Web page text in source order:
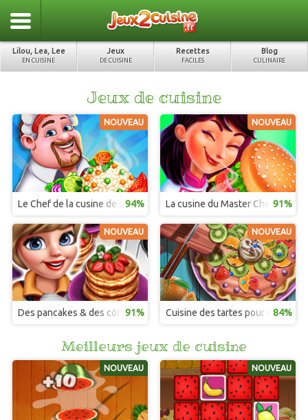
Lilou, Lea, Lee
EN CUISINE
Jeux
DE CUISINE
Recettes
FACILES
Blog
CULINAIRE
Jeux de cuisine
NOUVEAU
Le Chef de la cusine de rue94%
NOUVEAU
La cusine du Master Chef91%
NOUVEAU
Des pancakes & des côtelettes
91%
NOUVEAU
Cuisine des tartes pour de vrai
84%
Meilleurs jeux de cuisine
NOUVEAU NOUVEAU